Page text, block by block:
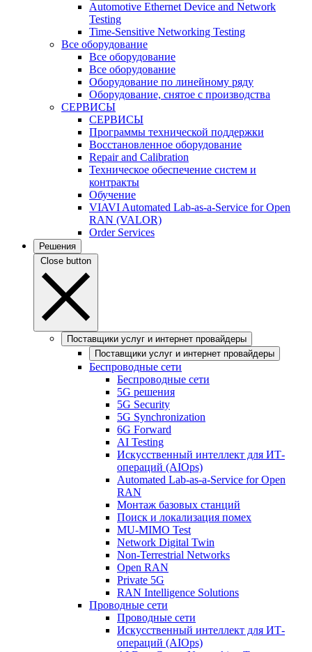
Automotive Ethernet Device and Network
Testing
Time-Sensitive Networking Testing
Все оборудование
Все оборудование
Все оборудование
Оборудование по линейному ряду
Оборудование, снятое с производства
СЕРВИСЫ
СЕРВИСЫ
Программы технической поддержки
Восстановленное оборудование
Repair and Calibration
Техническое обеспечение систем и
контракты
Обучение
VIAVI Automated Lab-as-a-Service for Open
RAN (VALOR)
Order Services
Решения
Close button
Поставщики услуг и интернет провайдеры
Поставщики услуг и интернет провайдеры
Беспроводные сети
Беспроводные сети
5G решения
5G Security
5G Synchronization
6G Forward
AI Testing
Искусственный интеллект для ИТ-
операций (AIOps)
Automated Lab-as-a-Service for Open
RAN
Монтаж базовых станций
Поиск и локализация помех
MU-MIMO Test
Network Digital Twin
Non-Terrestrial Networks
Open RAN
Private 5G
RAN Intelligence Solutions
Проводные сети
Проводные сети
Искусственный интеллект для ИТ-
операций (AIOps)